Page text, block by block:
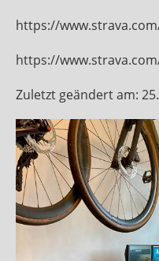
https://
https://
Zuletzt geändert am: